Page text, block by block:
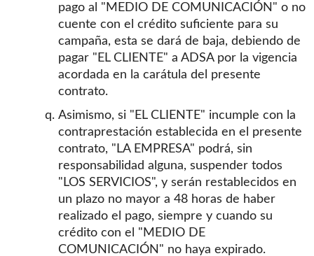
pago al "MEDIO DE COMUNICACIÓN" o no
cuente con el crédito suficiente para su
campaña, esta se dará de baja, debiendo de
pagar "EL CLIENTE" a ADSA por la vigencia
acordada en la carátula del presente
contrato.
Asimismo, si "EL CLIENTE" incumple con la
contraprestación establecida en el presente
contrato, "LA EMPRESA" podrá, sin
responsabilidad alguna, suspender todos
"LOS SERVICIOS", y serán restablecidos en
un plazo no mayor a 48 horas de haber
realizado el pago, siempre y cuando su
crédito con el "MEDIO DE
COMUNICACIÓN" no haya expirado.